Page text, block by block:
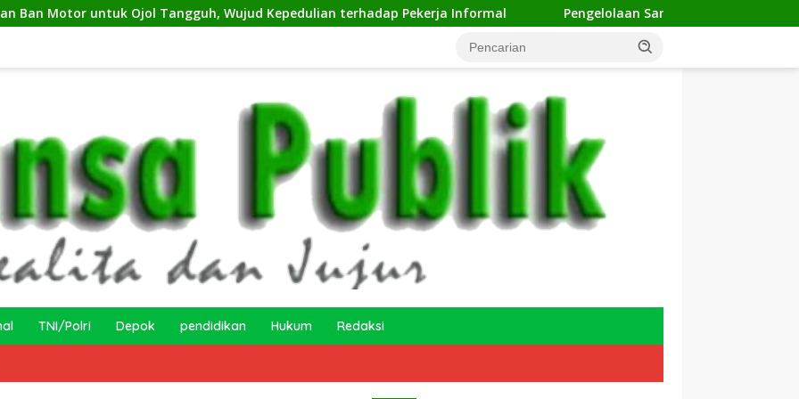
Tangguh, Wujud Kepedulian terhadap Pekerja Informal Pengelolaan Sampah Makin Efisien, Dosen Ilmu Komputer
TNI/Polri Depok pendidikan Hukum Redaksi